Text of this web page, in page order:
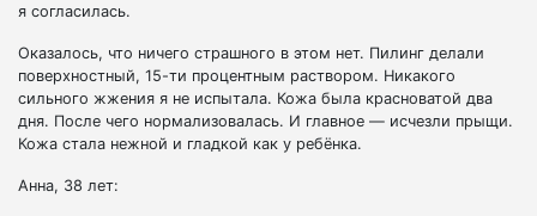
я согласилась.
Оказалось, что ничего страшного в этом нет. Пилинг делали
поверхностный, 15-ти процентным раствором. Никакого
сильного жжения я не испытала. Кожа была красноватой два
дня. После чего нормализовалась. И главное — исчезли прыщи.
Кожа стала нежной и гладкой как у ребёнка.
Анна, 38 лет: